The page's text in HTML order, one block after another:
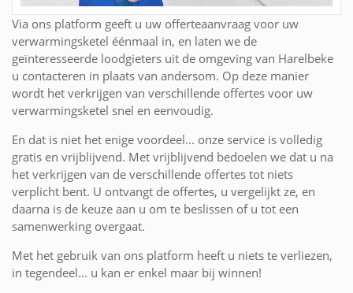
Via ons platform geeft u uw offerteaanvraag voor uw
verwarmingsketel éénmaal in, en laten we de
geïnteresseerde loodgieters uit de omgeving van Harelbeke
u contacteren in plaats van andersom. Op deze manier
wordt het verkrijgen van verschillende offertes voor uw
verwarmingsketel snel en eenvoudig.
En dat is niet het enige voordeel... onze service is volledig
gratis en vrijblijvend. Met vrijblijvend bedoelen we dat u na
het verkrijgen van de verschillende offertes tot niets
verplicht bent. U ontvangt de offertes, u vergelijkt ze, en
daarna is de keuze aan u om te beslissen of u tot een
samenwerking overgaat.
Met het gebruik van ons platform heeft u niets te verliezen,
in tegendeel... u kan er enkel maar bij winnen!